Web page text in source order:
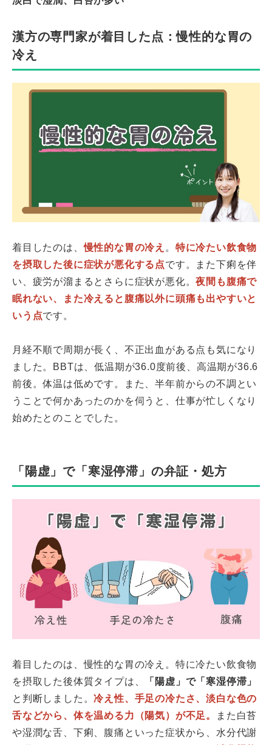
漢方の専門家が着目した点：慢性的な胃の
冷え
着目したのは、慢性的な胃の冷え 。 特に冷たい飲食物
を摂取した後に症状が悪化する点です。また下痢を伴
い、疲労が溜まるとさらに症状が悪化。夜間も腹痛で
眠れない、また冷えると腹痛以外に頭痛も出やすいと
いう点です。
月経不順で周期が長く、不正出血がある点も気になり
ました。BBTは、低温期が36.0度前後、高温期が36.6
前後。体温は低めです。また、半年前からの不調とい
うことで何かあったのかを伺うと、仕事が忙しくなり
始めたとのことでした。
「陽虚」で「寒湿停滞」の弁証・処方
着目したのは、慢性的な胃の冷え。特に冷たい飲食物
を摂取した後体質タイプは、
「陽虚」で「寒湿停滞」
と判断しました。冷え性、手足の冷たさ、淡白な色の
舌などから、体を温める力（陽気）が不足。
また白苔
や湿潤な舌、下痢、腹痛といった症状から、水分代謝